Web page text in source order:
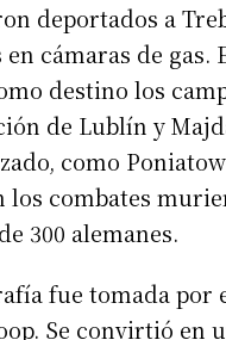
deportados a
en cámaras de gas.
destino los
de Lublín y
como
los combates
300 alemanes.
fue tomada por
Se convirtió en